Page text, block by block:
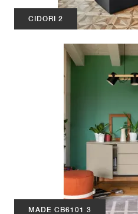
CIDORI 2
MADE CB6101 3